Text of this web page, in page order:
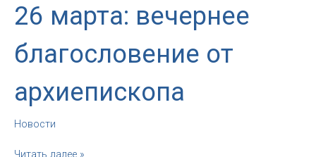
26 марта: вечернее
благословение от
архиепископа
Новости
26
Читать далее »